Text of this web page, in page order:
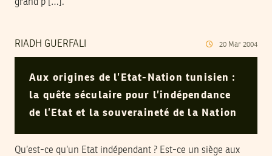
grand p […].
RIADH GUERFALI 20 Mar 2004
Aux origines de l’Etat-Nation tunisien :
la quête séculaire pour l’indépendance
de l’Etat et la souveraineté de la Nation
Qu’est-ce qu’un Etat indépendant ? Est-ce un siège aux